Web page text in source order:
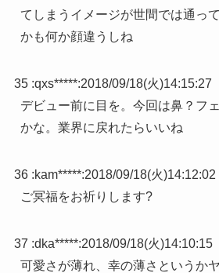
てしまうイメージが世間では通っ
かも何か顔違うしね
35 :qxs*****:2018/09/18(火)14:15:27
デビュー前に目を。今回は鼻？フ
かな。業界に戻れたらいいね
36 :kam*****:2018/09/18(火)14:12:02
ご冥福をお祈りします?
37 :dka*****:2018/09/18(火)14:10:15
可愛さが薄れ、幸の薄さというか